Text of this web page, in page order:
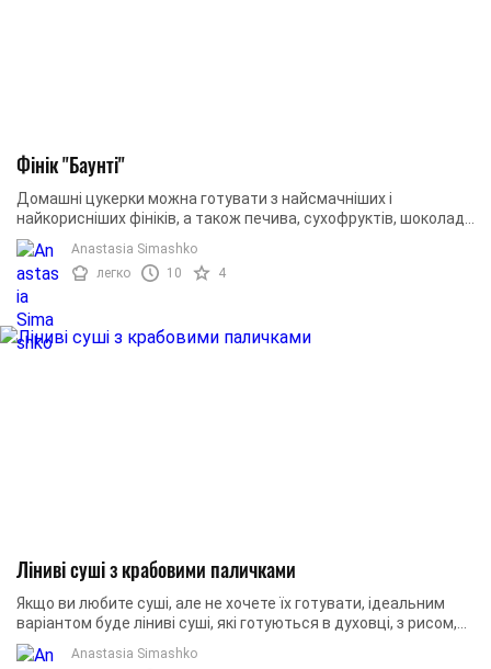
Фінік "Баунті"
Домашні цукерки можна готувати з найсмачніших і
найкорисніших фініків, а також печива, сухофруктів, шоколаду,
горіхів! Як вибрати фініки для десерту: ...
Anastasia Simashko
легко
10 4
Ліниві суші з крабовими паличками
Якщо ви любите суші, але не хочете їх готувати, ідеальним
варіантом буде ліниві суші, які готуються в духовці, з рисом,
крабовими паличками та сиром!
Anastasia Simashko